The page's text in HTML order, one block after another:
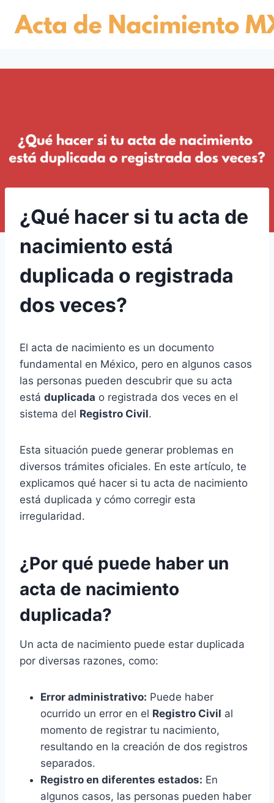
¿Qué hacer si tu acta de
nacimiento está
duplicada o registrada
dos veces?
El acta de nacimiento es un documento
fundamental en México, pero en algunos casos
las personas pueden descubrir que su acta
está duplicada o registrada dos veces en el
sistema del Registro Civil.
Esta situación puede generar problemas en
diversos trámites oficiales. En este artículo, te
explicamos qué hacer si tu acta de nacimiento
está duplicada y cómo corregir esta
irregularidad.
¿Por qué puede haber un
acta de nacimiento
duplicada?
Un acta de nacimiento puede estar duplicada
por diversas razones, como:
Error administrativo: Puede haber
ocurrido un error en el Registro Civil al
momento de registrar tu nacimiento,
resultando en la creación de dos registros
separados.
Registro en diferentes estados: En
algunos casos, las personas pueden haber